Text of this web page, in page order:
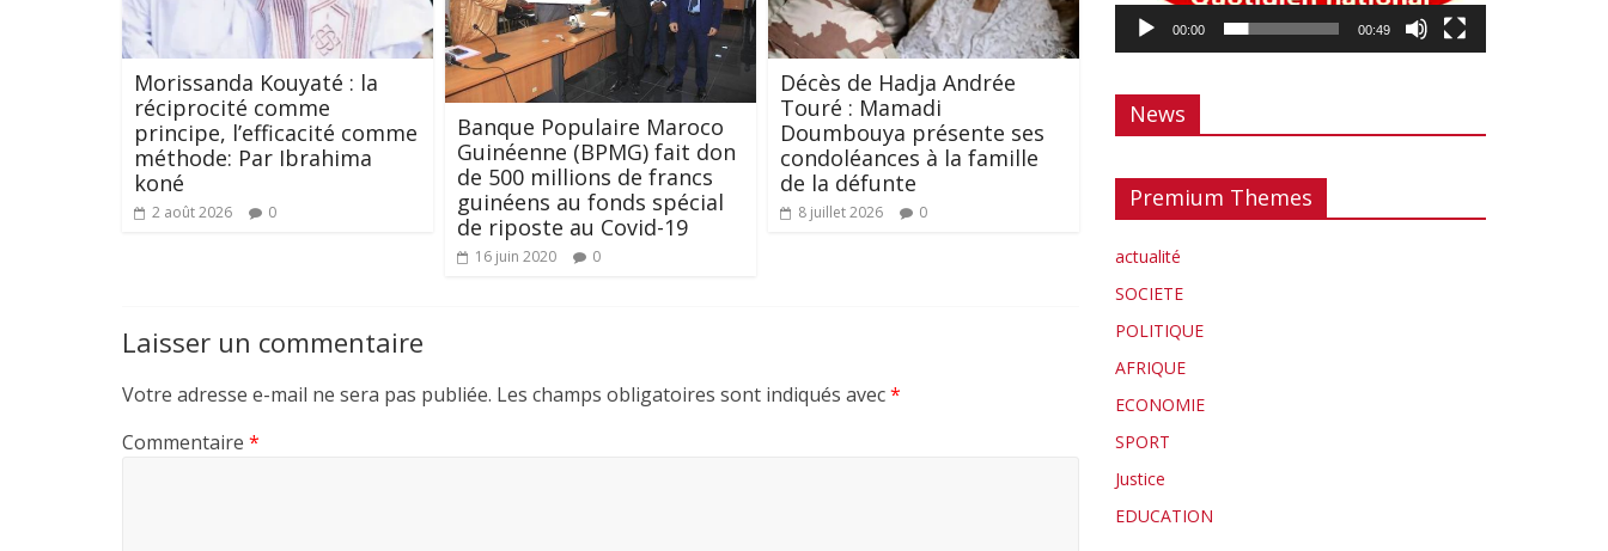
Morissanda Kouyaté : la
réciprocité comme
principe, l’efficacité comme
méthode: Par Ibrahima
koné
2 août 2026 0
Banque Populaire Maroco
Guinéenne (BPMG) fait don
de 500 millions de francs
guinéens au fonds spécial
de riposte au Covid-19
16 juin 2020 0
Décès de Hadja Andrée
Touré : Mamadi
Doumbouya présente ses
condoléances à la famille
de la défunte
8 juillet 2026 0
Laisser un commentaire
Votre adresse e-mail ne sera pas publiée. Les champs obligatoires sont indiqués avec*
Commentaire *
00:00 00:49
News
Premium Themes
actualité
SOCIETE
POLITIQUE
AFRIQUE
ECONOMIE
SPORT
Justice
EDUCATION